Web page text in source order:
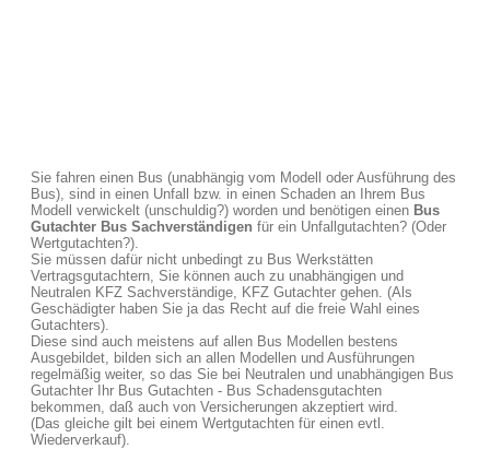
Sie fahren einen Bus (unabhängig vom Modell oder Ausführung des
Bus), sind in einen Unfall bzw. in einen Schaden an Ihrem Bus
Modell verwickelt (unschuldig?) worden und benötigen einen Bus
Gutachter Bus Sachverständigen für ein Unfallgutachten? (Oder
Wertgutachten?).
Sie müssen dafür nicht unbedingt zu Bus Werkstätten
Vertragsgutachtern, Sie können auch zu unabhängigen und
Neutralen KFZ Sachverständige, KFZ Gutachter gehen. (Als
Geschädigter haben Sie ja das Recht auf die freie Wahl eines
Gutachters).
Diese sind auch meistens auf allen Bus Modellen bestens
Ausgebildet, bilden sich an allen Modellen und Ausführungen
regelmäßig weiter, so das Sie bei Neutralen und unabhängigen Bus
Gutachter Ihr Bus Gutachten - Bus Schadensgutachten
bekommen, daß auch von Versicherungen akzeptiert wird.
(Das gleiche gilt bei einem Wertgutachten für einen evtl.
Wiederverkauf).